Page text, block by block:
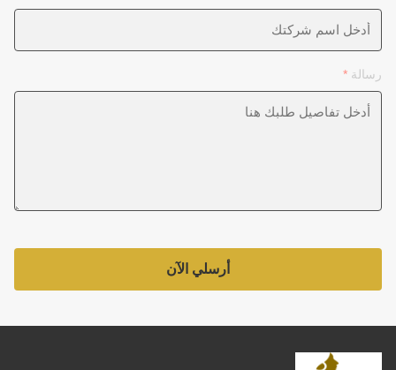
رسالة *
أرسلي الآن